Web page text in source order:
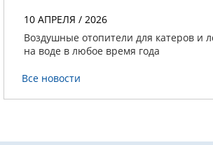
10 АПРЕЛЯ / 2026
Воздушные отопители для катеров и
на воде в любое время года
Все новости